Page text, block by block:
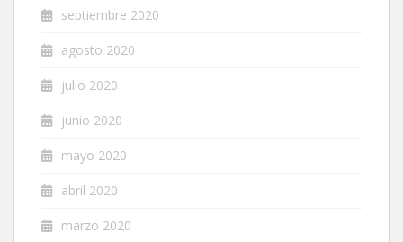
septiembre 2020
agosto 2020
julio 2020
junio 2020
mayo 2020
abril 2020
marzo 2020